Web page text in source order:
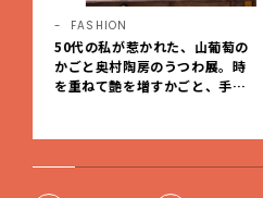
FASHION
50代の私が惹かれた、山葡萄の
かごと奥村陶房のうつわ展。時
を重ねて艶を増すかごと、手仕